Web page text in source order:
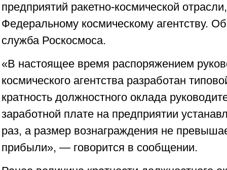
предприятий ракетно-космической
Федеральному космическому агентству.
служба Роскосмоса.
«В настоящее время распоряжением
космического агентства разработан
кратность должностного оклада
заработной плате на предприятии
раз, а размер вознаграждения не
прибыли», — говорится в сообщении.